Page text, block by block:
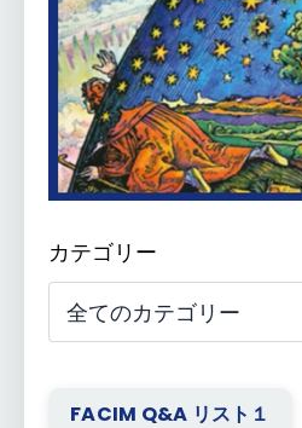
カテゴリー
FACIM Q&A リスト１